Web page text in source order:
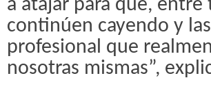
a atajar para que,
continúen cayendo y
profesional que
nosotras mismas”,